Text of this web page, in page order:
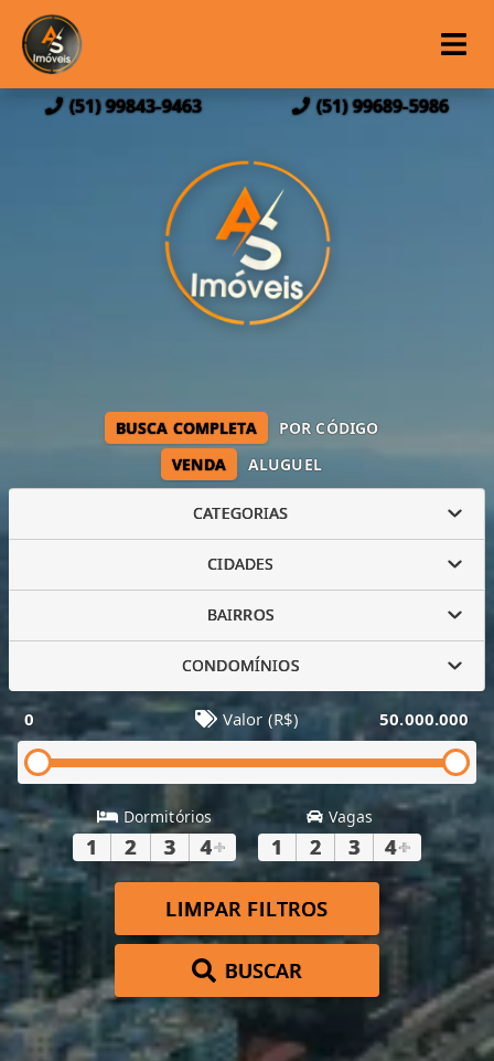
(51) 99843-9463 (51) 99689-5986
VENDA ALUGUEL
BUSCA COMPLETA POR CÓDIGO
CATEGORIAS
CIDADES
BAIRROS
CONDOMÍNIOS
0 Valor (R$) 50.000.000
Dormitórios
1 2 3 4+
Vagas
1 2 3 4+
LIMPAR FILTROS
BUSCAR